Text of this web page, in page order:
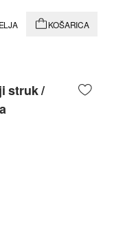
KOŠARICA
struk /